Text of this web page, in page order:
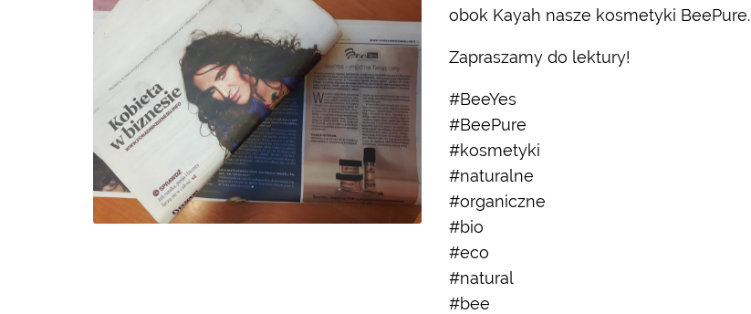
obok Kayah nasze kosmetyki ‪BeePure‬.
Zapraszamy do lektury!
#BeeYes
#BeePure
#kosmetyki
#naturalne
#organiczne
#bio
#eco
#natural
#bee